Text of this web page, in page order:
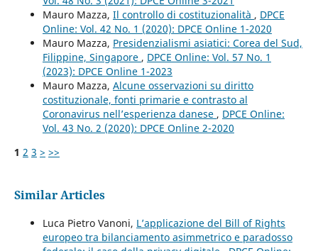
Mauro Mazza, Il controllo di costituzionalità , DPCE
Online: Vol. 42 No. 1 (2020): DPCE Online 1-2020
Mauro Mazza, Presidenzialismi asiatici: Corea del Sud,
Filippine, Singapore , DPCE Online: Vol. 57 No. 1
(2023): DPCE Online 1-2023
Mauro Mazza, Alcune osservazioni su diritto
costituzionale, fonti primarie e contrasto al
Coronavirus nell’esperienza danese , DPCE Online:
Vol. 43 No. 2 (2020): DPCE Online 2-2020
1 2 3 > >>
Similar Articles
Luca Pietro Vanoni, L’applicazione del Bill of Rights
europeo tra bilanciamento asimmetrico e paradosso